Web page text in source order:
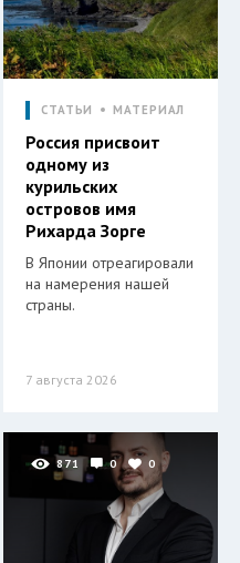
СТАТЬИ МАТЕРИАЛ
Россия присвоит
одному из
курильских
островов имя
Рихарда Зорге
В Японии отреагировали
на намерения нашей
страны.
7 августа 2026
871 0 0